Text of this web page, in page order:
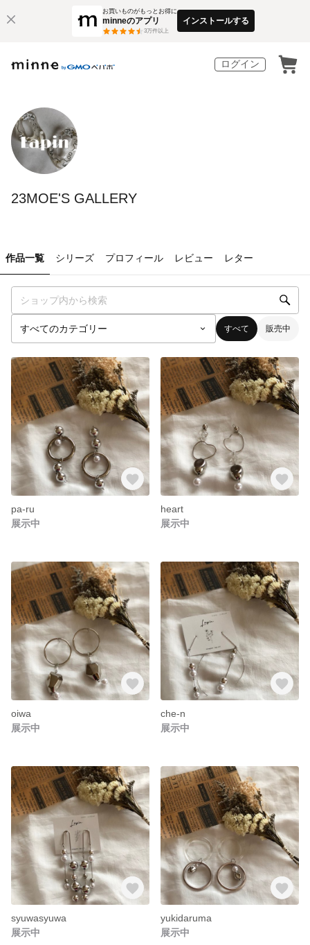
お買いものがもっとお得に
minneのアプリ
3万件以上
インストールする
ログイン
23MOE'S GALLERY
作品一覧 シリーズ プロフィール レビュー レター
すべて 販売中
pa-ru
展示中
heart
展示中
oiwa
展示中
che-n
展示中
syuwasyuwa
展示中
yukidaruma
展示中